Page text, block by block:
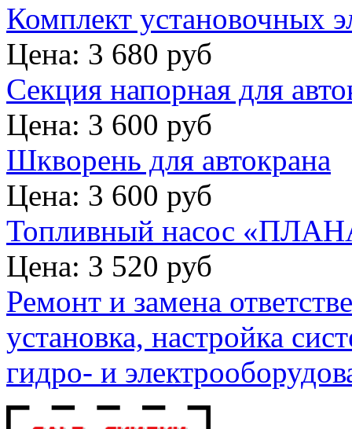
Комплект установочных
Цена: 3 680 руб
Секция напорная для
Цена: 3 600 руб
Шкворень для автокрана
Цена: 3 600 руб
Топливный насос
Цена: 3 520 руб
Ремонт и замена
установка, настройка
гидро- и